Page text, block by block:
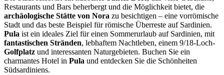
Restaurants und Bars beherbergt und die Möglichkeit bietet, die
archäologische Stätte von Nora zu besichtigen – eine vorrömische
Stadt und das beste Beispiel für römische Überreste auf Sardinien.
Pula ist ein ideales Ziel für einen Sommerurlaub auf Sardinien, mit
fantastischen Stränden, lebhaftem Nachtleben, einem 9/18-Loch-
Golfplatz und interessanten Naturgebieten. Buchen Sie ein
charmantes Hotel in Pula und entdecken Sie die Schönheiten
Südsardiniens.